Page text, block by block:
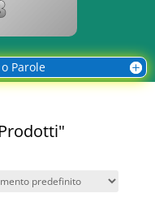
Parole